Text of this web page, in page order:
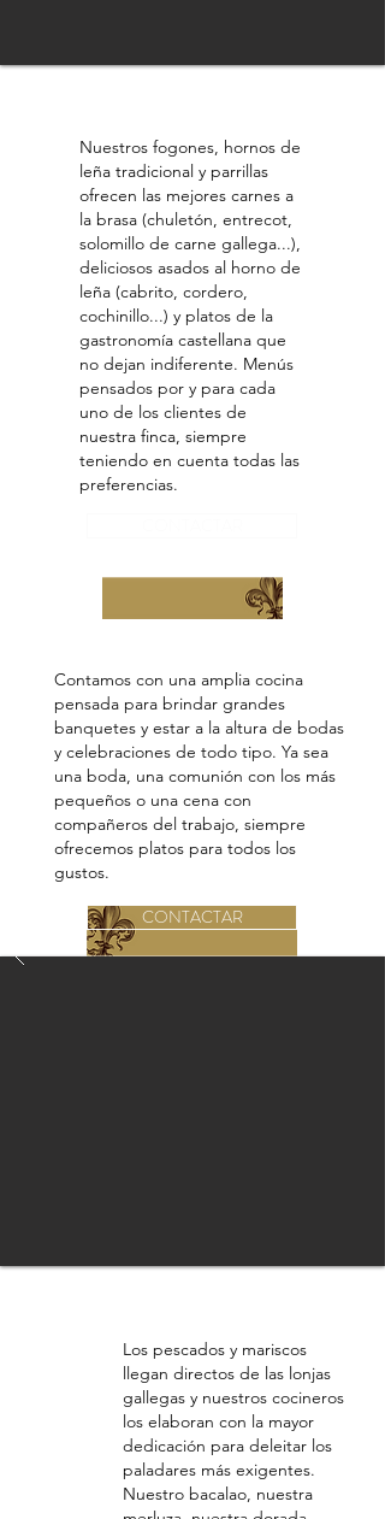
Nuestros fogones, hornos de
leña tradicional y parrillas
ofrecen las mejores carnes a
la brasa (chuletón, entrecot,
solomillo de carne gallega...),
deliciosos asados al horno de
leña (cabrito, cordero,
cochinillo...) y platos de la
gastronomía castellana que
no dejan indiferente. Menús
pensados por y para cada
uno de los clientes de
nuestra finca, siempre
teniendo en cuenta todas las
preferencias.
Fogones y parrillas
Contamos con una amplia cocina
pensada para brindar grandes
banquetes y estar a la altura de bodas
y celebraciones de todo tipo. Ya sea
una boda, una comunión con los más
pequeños o una cena con
compañeros del trabajo, siempre
ofrecemos platos para todos los
gustos.
CONTACTAR
Los pescados y mariscos
llegan directos de las lonjas
gallegas y nuestros cocineros
los elaboran con la mayor
dedicación para deleitar los
paladares más exigentes.
Nuestro bacalao, nuestra